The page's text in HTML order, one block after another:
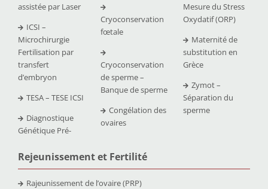
assistée par Laser
ICSI –
Microchirurgie
Fertilisation par
transfert
d’embryon
TESA – TESE ICSI
Diagnostique
Génétique Pré-
Cryoconservation
fœtale
Cryoconservation
de sperme –
Banque de sperme
Congélation des
ovaires
Mesure du Stress
Oxydatif (ORP)
Maternité de
substitution en
Grèce
Zymot –
Séparation du
sperme
Rejeunissement et Fertilité
Rajeunissement de l’ovaire (PRP)